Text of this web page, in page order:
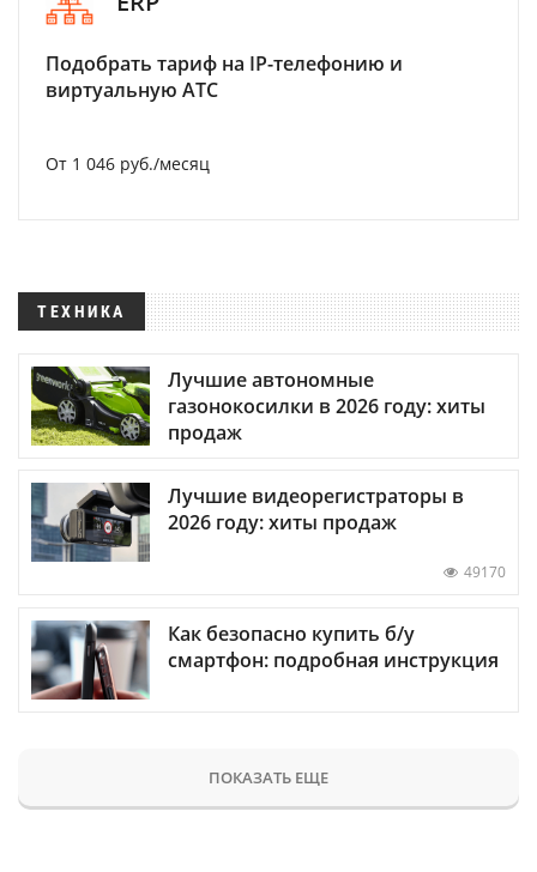
Подобрать тариф на IP-телефонию и
виртуальную АТС
От 1 046 руб./месяц
ТЕХНИКА
Лучшие автономные
газонокосилки в 2026 году: хиты
продаж
Лучшие видеорегистраторы в
2026 году: хиты продаж
49170
Как безопасно купить б/у
смартфон: подробная инструкция
ПОКАЗАТЬ ЕЩЕ